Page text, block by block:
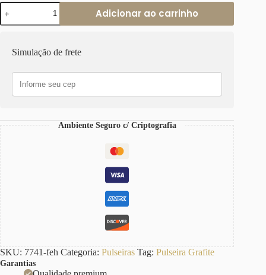
Pulseira
Grafite
Pingente
Banho
Galvânico
Adicionar ao carrinho
Simulação de frete
Ambiente Seguro c/ Criptografia
SKU: 7741-feh Categoria: Pulseiras Tag: Pulseira Grafite
Garantias